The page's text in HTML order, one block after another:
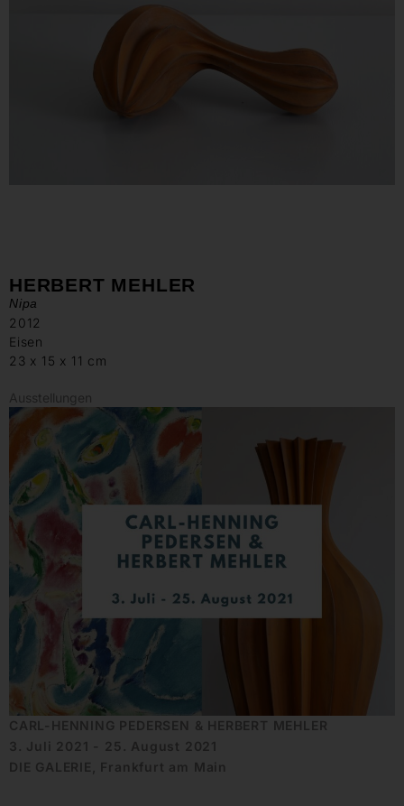
HERBERT MEHLER
Nipa
2012
Eisen
23 x 15 x 11 cm
Ausstellungen
CARL-HENNING PEDERSEN & HERBERT MEHLER
3. Juli 2021 - 25. August 2021
DIE GALERIE, Frankfurt am Main